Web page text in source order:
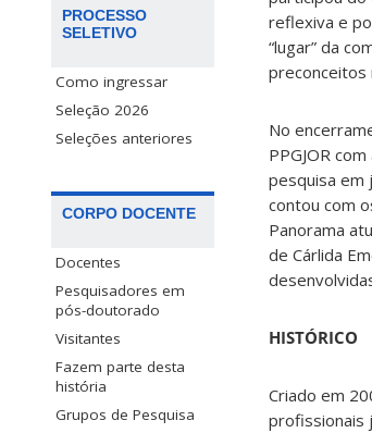
PROCESSO
SELETIVO
Como ingressar
Seleção 2026
Seleções anteriores
CORPO DOCENTE
Docentes
Pesquisadores em
pós-doutorado
Visitantes
Fazem parte desta
história
Grupos de Pesquisa
reflexiva e
“lugar” da
preconceitos
No
PPGJOR
pesquisa em
contou com
Panorama
de Cárlida
HISTÓRICO
Criado em
profissionais